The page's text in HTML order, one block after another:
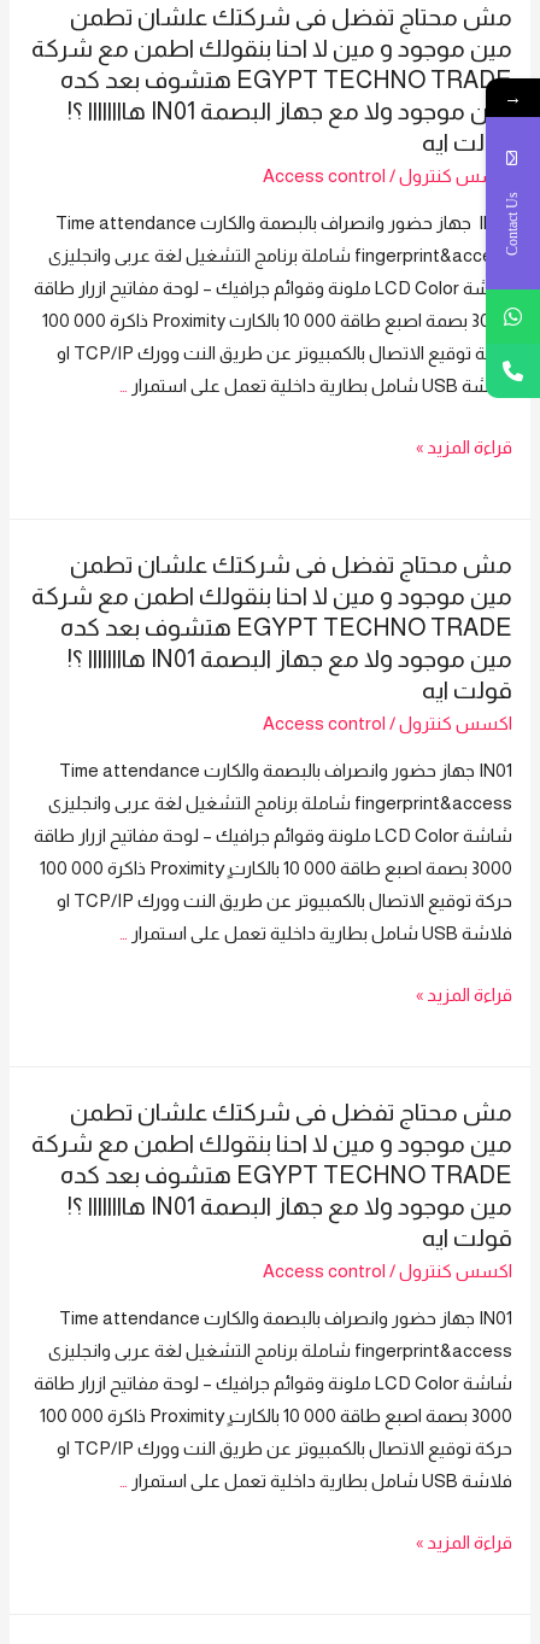
البيع
جهاز
من
ZKTeco
موديل
P160
2020
حبينا
معاك
سنة
جديده
بالعروض
كل
اللى
بتفكر
هتلاقيه
شركة
جهاز
من
موديل
TF1700
مش محتاج تفضل فى شركتك علشان تطمن
مين موجود و مين لا احنا بنقولك اطمن مع شركة
EGYPT TECHNO TRADE هتشوف بعد كده
مين موجود ولا مع جهاز البصمة IN01 هاااااااا ؟!
قولت ايه
اكسس كنترول/
Access control
IN01 جهاز حضور وانصراف بالبصمة والكارت Time attendance
fingerprint&access شاملة برنامج التشغيل لغة عربى وانجليزى
شاشة LCD Color ملونة وقوائم جرافيك – لوحة مفاتيح ازرار طاقة
3000 بصمة اصبع طاقة 000 10 بالكارت Proximity ذاكرة 000 100
حركة توقيع الاتصال بالكمبيوتر عن طريق النت وورك TCP/IP او
فلاشة USB شامل بطارية داخلية تعمل على استمرار
مش
شركتك
علشان
تطمن
مين
موجود
مين
لا
احنا
بنقولك
اطمن
مع
Egypt
كده
موجود
ولا
جهاز
البصمة
IN01
هاااااااا
؟!
قولت
قراءة المزيد »
مش محتاج تفضل فى شركتك علشان تطمن
مين موجود و مين لا احنا بنقولك اطمن مع شركة
EGYPT TECHNO TRADE هتشوف بعد كده
مين موجود ولا مع جهاز البصمة IN01 هاااااااا ؟!
قولت ايه
اكسس كنترول/
Access control
IN01 جهاز حضور وانصراف بالبصمة والكارت Time attendance
fingerprint&access شاملة برنامج التشغيل لغة عربى وانجليزى
شاشة LCD Color ملونة وقوائم جرافيك – لوحة مفاتيح ازرار طاقة
3000 بصمة اصبع طاقة 000 10 بالكارت Proximityٍ ذاكرة 000 100
حركة توقيع الاتصال بالكمبيوتر عن طريق النت وورك TCP/IP او
فلاشة USB شامل بطارية داخلية تعمل على استمرار
مش
شركتك
علشان
تطمن
مين
موجود
مين
لا
احنا
بنقولك
اطمن
مع
Egypt
قراءة المزيد »
مش محتاج تفضل فى شركتك علشان تطمن
مين موجود و مين لا احنا بنقولك اطمن مع شركة
EGYPT TECHNO TRADE هتشوف بعد كده
مين موجود ولا مع جهاز البصمة IN01 هاااااااا ؟!
قولت ايه
اكسس كنترول/
Access control
IN01 جهاز حضور وانصراف بالبصمة والكارت Time attendance
fingerprint&access شاملة برنامج التشغيل لغة عربى وانجليزى
شاشة LCD Color ملونة وقوائم جرافيك – لوحة مفاتيح ازرار طاقة
3000 بصمة اصبع طاقة 000 10 بالكارت Proximityٍ ذاكرة 000 100
حركة توقيع الاتصال بالكمبيوتر عن طريق النت وورك TCP/IP او
فلاشة USB شامل بطارية داخلية تعمل على استمرار
مش
قراءة المزيد »
→
Contact Us